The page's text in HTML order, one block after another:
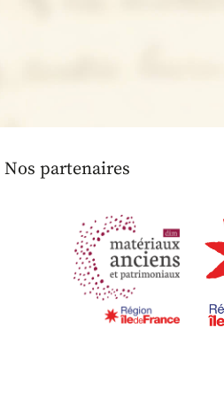
Nos partenaires